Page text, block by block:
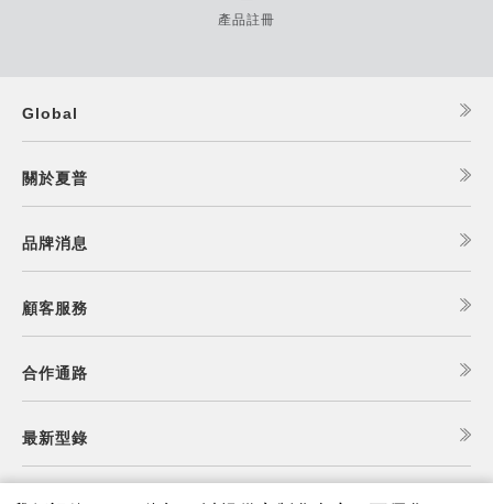
產品註冊
Global
關於夏普
品牌消息
顧客服務
合作通路
最新型錄